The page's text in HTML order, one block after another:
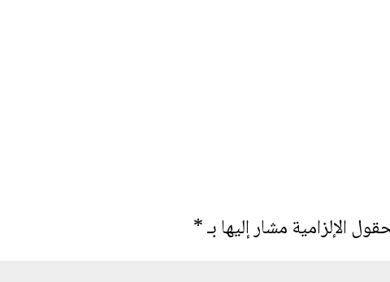
الإلزامية مشار إليها بـ*